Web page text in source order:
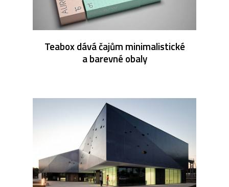
Teabox dává čajům minimalistické
a barevné obaly